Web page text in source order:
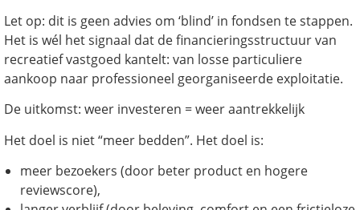
Let op: dit is geen advies om ‘blind’ in fondsen te stappen.
Het is wél het signaal dat de financieringsstructuur van
recreatief vastgoed kantelt: van losse particuliere
aankoop naar professioneel georganiseerde exploitatie.
De uitkomst: weer investeren = weer aantrekkelijk
Het doel is niet “meer bedden”. Het doel is:
meer bezoekers (door beter product en hogere
reviewscore),